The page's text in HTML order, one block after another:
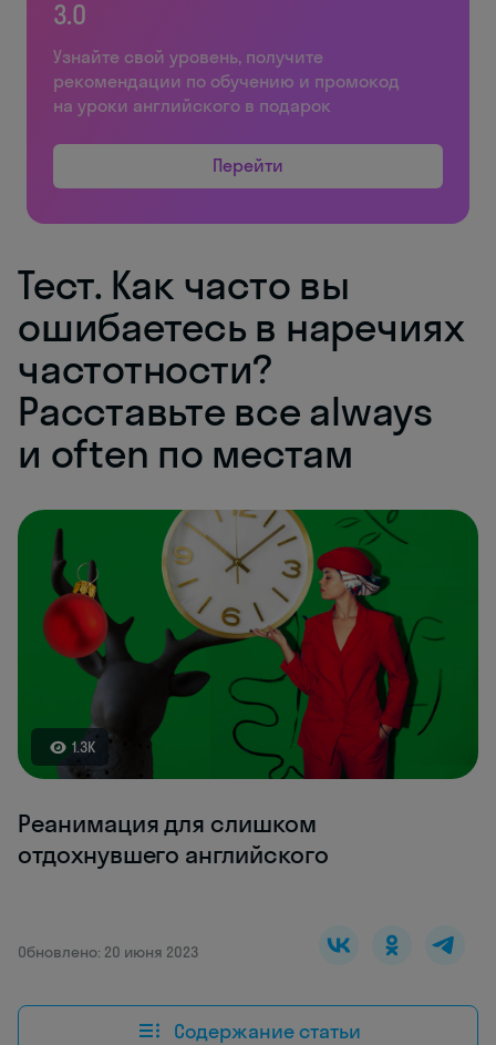
3.0
Узнайте свой уровень, получите
рекомендации по обучению и промокод
на уроки английского в подарок
Перейти
Тест. Как часто вы
ошибаетесь в наречиях
частотности?
Расставьте все always
и often по местам
1.3K
Реанимация для слишком
отдохнувшего английского
Обновлено: 20 июня 2023
Содержание статьи